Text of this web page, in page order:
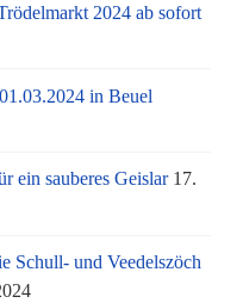
2024 ab sofort
in Beuel
ein sauberes Geislar 17.
Schull- und Veedelszöch